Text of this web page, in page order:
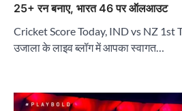
25+ रन बनाए, भारत 46 पर ऑलआउट
Cricket Score Today, IND vs NZ 1st
उजाला के लाइव ब्लॉग में आपका स्वागत…